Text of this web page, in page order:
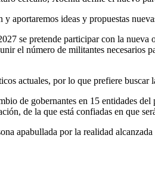
aportaremos ideas y propuestas
se pretende participar con la
el número de militantes
actuales, por lo que prefiere
de gobernantes en 15 entidades
de la que está confiadas en que
apabullada por la realidad